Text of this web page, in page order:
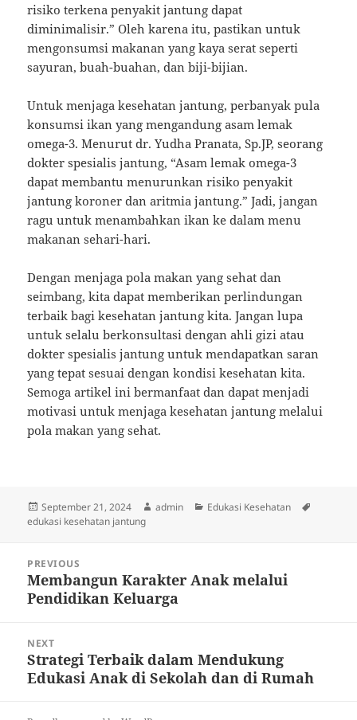
risiko terkena penyakit jantung dapat
diminimalisir.” Oleh karena itu, pastikan untuk
mengonsumsi makanan yang kaya serat seperti
sayuran, buah-buahan, dan biji-bijian.
Untuk menjaga kesehatan jantung, perbanyak pula
konsumsi ikan yang mengandung asam lemak
omega-3. Menurut dr. Yudha Pranata, Sp.JP, seorang
dokter spesialis jantung, “Asam lemak omega-3
dapat membantu menurunkan risiko penyakit
jantung koroner dan aritmia jantung.” Jadi, jangan
ragu untuk menambahkan ikan ke dalam menu
makanan sehari-hari.
Dengan menjaga pola makan yang sehat dan
seimbang, kita dapat memberikan perlindungan
terbaik bagi kesehatan jantung kita. Jangan lupa
untuk selalu berkonsultasi dengan ahli gizi atau
dokter spesialis jantung untuk mendapatkan saran
yang tepat sesuai dengan kondisi kesehatan kita.
Semoga artikel ini bermanfaat dan dapat menjadi
motivasi untuk menjaga kesehatan jantung melalui
pola makan yang sehat.
Posted
on
September 21, 2024 Author
admin Categories
Edukasi Kesehatan
edukasi kesehatan jantung
navigation
PREVIOUS
Previous
post:
Membangun Karakter Anak melalui
Pendidikan Keluarga
NEXT
Next
post:
Strategi Terbaik dalam Mendukung
Edukasi Anak di Sekolah dan di Rumah